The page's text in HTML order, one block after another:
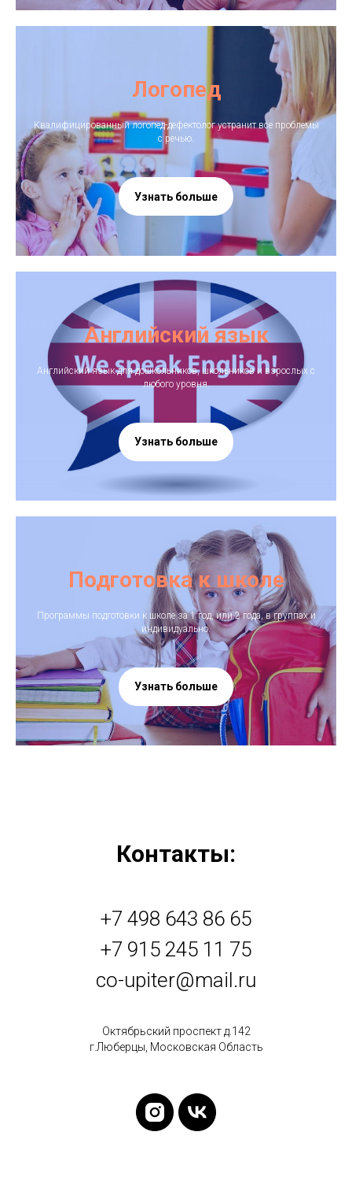
Логопед
Квалифицированный логопед-дефектолог устранит все проблемы
с речью.
Узнать больше
Английский язык
Английский язык для дошкольников, школьников и взрослых с
любого уровня.
Узнать больше
Подготовка к школе
Программы подготовки к школе за 1 год, или 2 года, в группах и
индивидуально.
Узнать больше
Контакты:
+7 498 643 86 65
+7 915 245 11 75
co-upiter@mail.ru
Октябрьский проспект д.142
г.Люберцы, Московская Область